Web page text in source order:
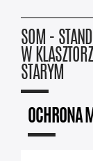
SOM -
W
STARYM
OCHRONA